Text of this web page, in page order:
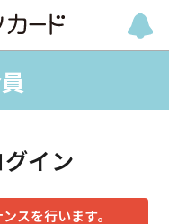
イン
スを行います。